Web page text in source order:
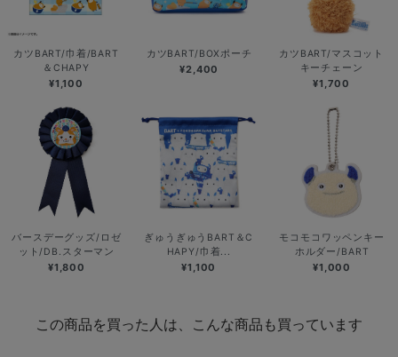
カツBART/巾着/BART
＆CHAPY
¥1,100
カツBART/BOXポーチ
¥2,400
カツBART/マスコット
キーチェーン
¥1,700
バースデーグッズ/ロゼ
ット/DB.スターマン
¥1,800
ぎゅうぎゅうBART＆C
HAPY/巾着...
¥1,100
モコモコワッペンキー
ホルダー/BART
¥1,000
この商品を買った人は、こんな商品も買っています